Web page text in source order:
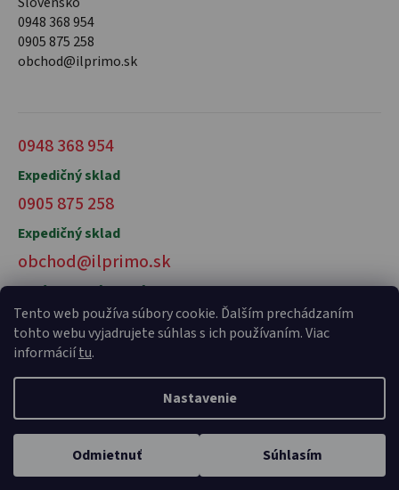
Tento web používa súbory cookie. Ďalším prechádzaním
tohto webu vyjadrujete súhlas s ich používaním. Viac
informáciítu.
Nastavenie
Odmietnuť Súhlasím
0948 368 954
0905 875 258
obchod@ilprimo.sk
0948 368 954
Expedičný sklad
0905 875 258
Expedičný sklad
obchod@ilprimo.sk
V prípade otázok nás kontaktujte
Vytvoril Shoptet Premium a
Adatelier
Copyright 2026il primo talianske potraviny. Všetky práva
vyhradené.